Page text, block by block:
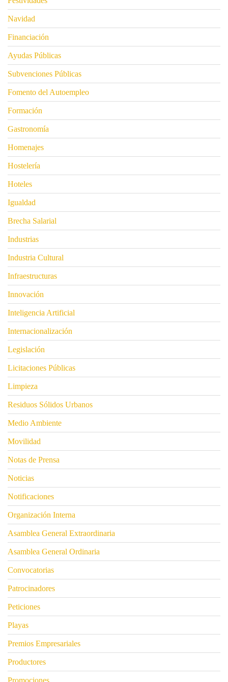
Navidad
Financiación
Ayudas Públicas
Subvenciones Públicas
Fomento del Autoempleo
Formación
Gastronomía
Homenajes
Hostelería
Hoteles
Igualdad
Brecha Salarial
Industrias
Industria Cultural
Infraestructuras
Innovación
Inteligencia Artificial
Internacionalización
Legislación
Licitaciones Públicas
Limpieza
Residuos Sólidos Urbanos
Medio Ambiente
Movilidad
Notas de Prensa
Noticias
Notificaciones
Organización Interna
Asamblea General Extraordinaria
Asamblea General Ordinaria
Convocatorias
Patrocinadores
Peticiones
Playas
Premios Empresariales
Productores